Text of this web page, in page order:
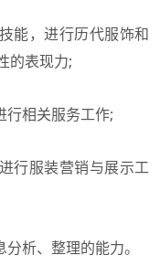
，进行历代服饰和
的表现力;
相关服务工作;
服装营销与展示工
析、整理的能力。